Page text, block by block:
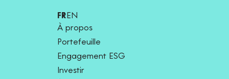
FR EN
À propos
Portefeuille
Engagement ESG
Investir